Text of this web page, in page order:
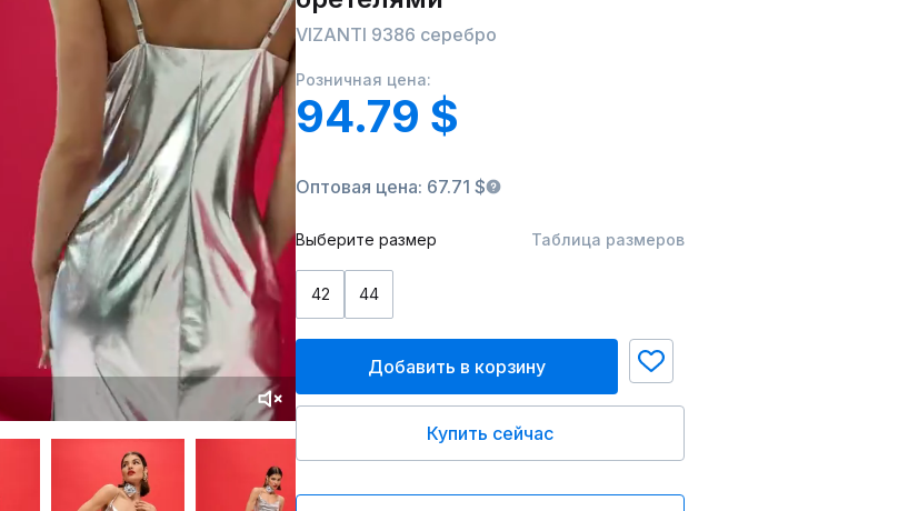
VIZANTI 9386 серебро
Розничная цена:
94.79 $
Оптовая цена: 67.71 $
Выберите размер Таблица размеров
42 44
Добавить в корзину
Купить сейчас